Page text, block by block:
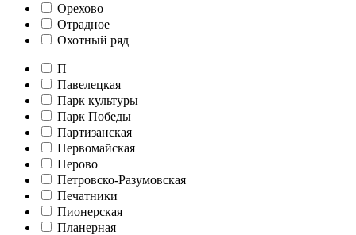
Орехово
Отрадное
Охотный ряд
П
Павелецкая
Парк культуры
Парк Победы
Партизанская
Первомайская
Перово
Петровско-Разумовская
Печатники
Пионерская
Планерная